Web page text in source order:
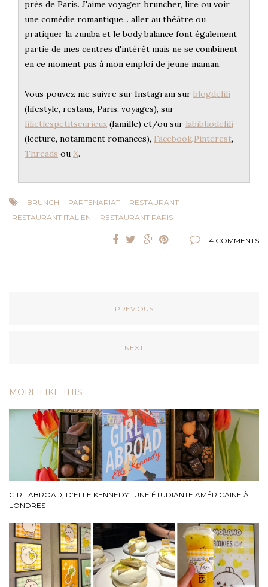
près de Paris. J'aime voyager, bruncher, lire ou voir
une comédie romantique... aller au théâtre ou
pratiquer la zumba et le body balance font également
partie de mes centres d'intérêt mais ne se combinent
en ce moment pas à mon emploi de jeune maman.
Vous pouvez me suivre sur Instagram sur blogdelili
(lifestyle, restaus, Paris, voyages), sur
lilietlespetitscurieux (famille) et/ou sur labibliodelili
(lecture, notamment romances), Facebook,Pinterest,
Threads ou X.
BRUNCH PARTENARIAT
RESTAURANT
RESTAURANT ITALIEN
RESTAURANT PARIS
4 COMMENTS
PREVIOUS
NEXT
MORE LIKE THIS
GIRL ABROAD, D’ELLE KENNEDY : UNE ÉTUDIANTE AMÉRICAINE À
LONDRES